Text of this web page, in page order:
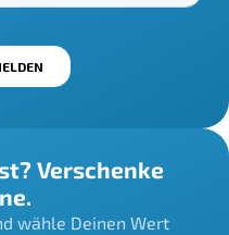
Verschenke
wähle Deinen Wert